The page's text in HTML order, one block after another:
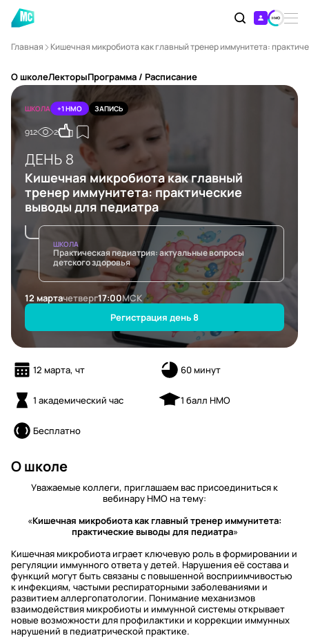
Главная Кишечная микробиота как главный тренер иммунитета:
О школеЛекторыПрограмма / Расписание
ШКОЛА +1 НМО ЗАПИСЬ
912 2
ДЕНЬ 8
Кишечная микробиота как главный
тренер иммунитета: практические
выводы для педиатра
ШКОЛА
Практическая педиатрия: актуальные вопросы
детского здоровья
12 мартачетверг17:00МСК
Регистрация день 8
12 марта, чт 60 минут
1 академический час 1 балл НМО
Бесплатно
О школе
Уважаемые коллеги, приглашаем вас присоединиться к
вебинару НМО на тему:
«Кишечная микробиота как главный тренер иммунитета:
практические выводы для педиатра»
Кишечная микробиота играет ключевую роль в формировании и
регуляции иммунного ответа у детей. Нарушения её состава и
функций могут быть связаны с повышенной восприимчивостью
к инфекциям, частыми респираторными заболеваниями и
развитием аллергопатологии. Понимание механизмов
взаимодействия микробиоты и иммунной системы открывает
новые возможности для профилактики и коррекции иммунных
нарушений в педиатрической практике.